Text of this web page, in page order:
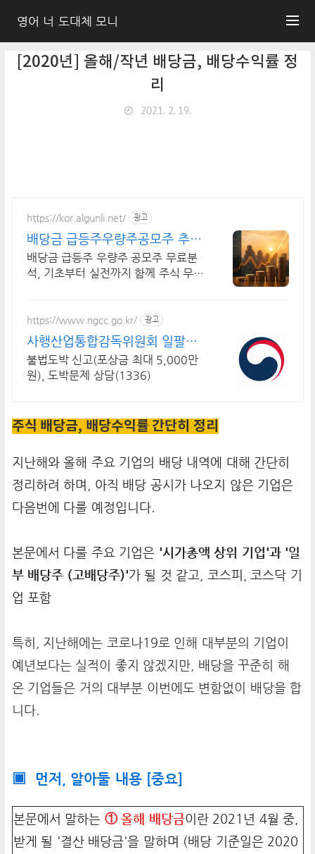
영어 너 도대체 모니
[2020년] 올해/작년 배당금, 배당수익률 정
리
2021. 2. 19.
https://kor.algunli.net/ 광고
배당금 급등주우량주공모주 추
지금 안보면 늦어요
배당금 급등주 우량주 공모주 무료분
석, 기초부터 실전까지 함께 주식 무료
https://www.ngcc.go.kr/ 광고
사행산업통합감독위원회 일팔오
오 공일일이
불법도박 신고(포상금 최대 5,000만
원), 도박문제 상담(1336)
주식 배당금, 배당수익률 간단히 정리
지난해와 올해 주요 기업의 배당 내역에 대해 간단히
정리하려 하며, 아직 배당 공시가 나오지 않은 기업은
다음번에 다룰 예정입니다.
본문에서 다룰 주요 기업은 '시가총액 상위 기업'과 '일
부 배당주 (고배당주)'가 될 것 같고, 코스피, 코스닥 기
업 포함
특히, 지난해에는 코로나19로 인해 대부분의 기업이
예년보다는 실적이 좋지 않겠지만, 배당을 꾸준히 해
온 기업들은 거의 대부분 이번에도 변함없이 배당을 합
니다.
▣ 먼저, 알아둘 내용 [중요]
본문에서 말하는 ① 올해 배당금이란 2021년 4월 중,
받게 될 '결산 배당금'을 말하며 (배당 기준일은 2020